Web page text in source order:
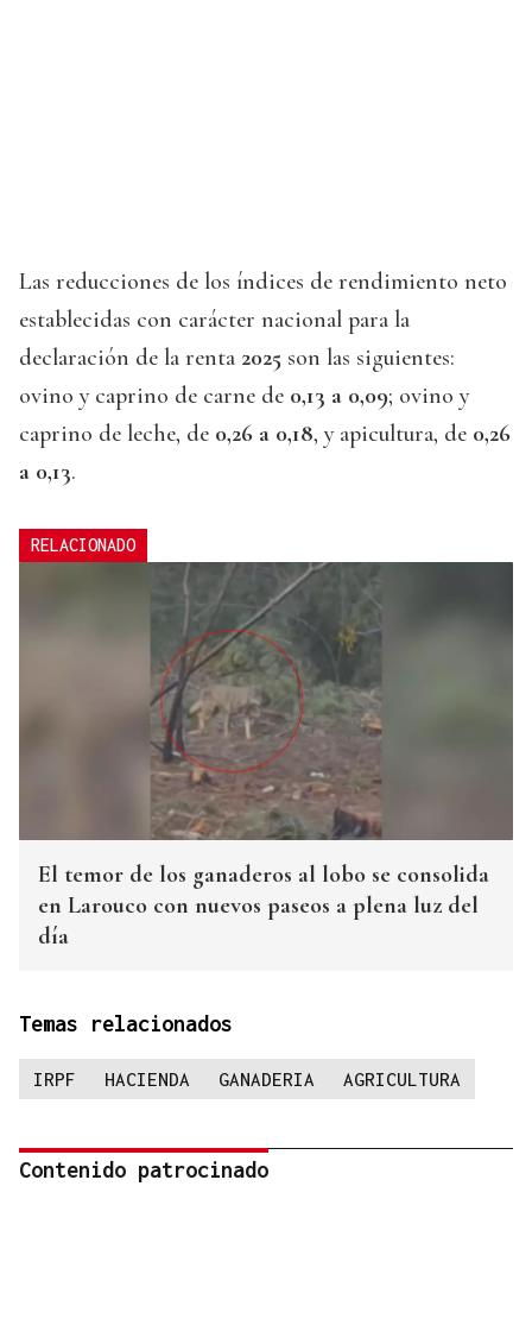
Las reducciones de los índices de rendimiento neto
establecidas con carácter nacional para la
declaración de la renta 2025 son las siguientes:
ovino y caprino de carne de 0,13 a 0,09; ovino y
caprino de leche, de 0,26 a 0,18, y apicultura, de 0,26
a 0,13.
RELACIONADO
El temor de los ganaderos al lobo se consolida
en Larouco con nuevos paseos a plena luz del
día
Temas relacionados
IRPF HACIENDA GANADERIA AGRICULTURA
Contenido patrocinado